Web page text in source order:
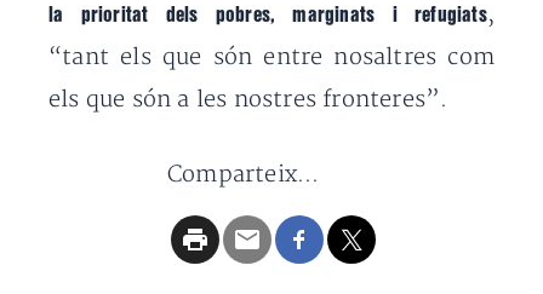
la prioritat dels pobres, marginats i refugiats,
“tant els que són entre nosaltres com
els que són a les nostres fronteres”.
Comparteix...